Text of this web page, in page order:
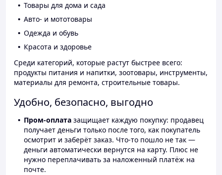
Товары для дома и сада
Авто- и мототовары
Одежда и обувь
Красота и здоровье
Среди категорий, которые растут быстрее всего:
продукты питания и напитки, зоотовары, инструменты,
материалы для ремонта, строительные товары.
Удобно, безопасно, выгодно
Пром-оплата защищает каждую покупку: продавец
получает деньги только после того, как покупатель
осмотрит и заберёт заказ. Что-то пошло не так —
деньги автоматически вернутся на карту. Плюс не
нужно переплачивать за наложенный платёж на
почте.